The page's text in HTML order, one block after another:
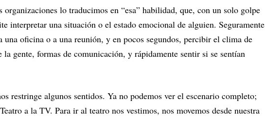
organizaciones lo traducimos en “esa” habilidad, que, con un solo golpe
interpretar una situación o el estado emocional de alguien. Seguramente
una oficina o a una reunión, y en pocos segundos, percibir el clima de
gente, formas de comunicación, y rápidamente sentir si se sentían
restringe algunos sentidos. Ya no podemos ver el escenario completo;
a la TV. Para ir al teatro nos vestimos, nos movemos desde nuestra